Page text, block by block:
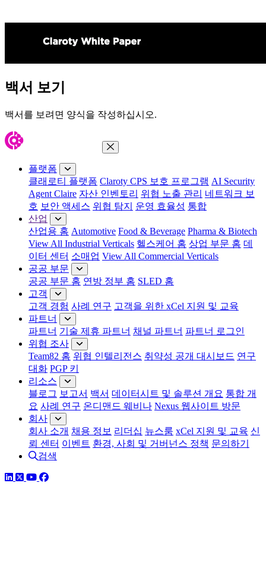
백서 보기
백서를 보려면 양식을 작성하십시오.
메뉴 닫기
플랫폼
클래로티 플랫폼 Claroty CPS 보호 프로그램 AI Security
Agent Claire 자산 인벤토리 위협 노출 관리 네트워크 보
호 보안 액세스 위협 탐지 운영 효율성 통합
산업
산업용 홈 Automotive Food & Beverage Pharma & Biotech
View All Industrial Verticals 헬스케어 홈 상업 부문 홈 데
이터 센터 소매업 View All Commercial Verticals
공공 부문
공공 부문 홈 연방 정부 홈 SLED 홈
고객
고객 경험 사례 연구 고객을 위한 xCel 지원 및 교육
파트너
파트너 기술 제휴 파트너 채널 파트너 파트너 로그인
위협 조사
Team82 홈 위협 인텔리전스 취약성 공개 대시보드 연구
대화 PGP 키
리소스
블로그 보고서 백서 데이터시트 및 솔루션 개요 통합 개
요 사례 연구 온디맨드 웨비나 Nexus 웹사이트 방문
회사
회사 소개 채용 정보 리더십 뉴스룸 xCel 지원 및 교육 신
뢰 센터 이벤트 환경, 사회 및 거버넌스 정책 문의하기
검색
링크드인
트위터유튜브
페이스북